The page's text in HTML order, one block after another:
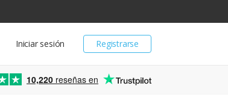
Registrarse
Iniciar sesión
10,220 reseñas en